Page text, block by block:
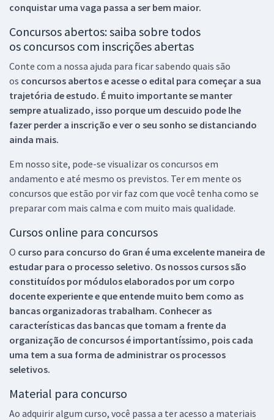
conquistar uma vaga passa a ser bem maior.
Concursos abertos: saiba sobre todos
os concursos com inscrições abertas
Conte com a nossa ajuda para ficar sabendo quais são
os concursos abertos e acesse o edital para começar a sua
trajetória de estudo. É muito importante se manter
sempre atualizado, isso porque um descuido pode lhe
fazer perder a inscrição e ver o seu sonho se distanciando
ainda mais.
Em nosso site, pode-se visualizar os concursos em
andamento e até mesmo os previstos. Ter em mente os
concursos que estão por vir faz com que você tenha como se
preparar com mais calma e com muito mais qualidade.
Cursos online para concursos
O curso para concurso do Gran é uma excelente maneira de
estudar para o processo seletivo. Os nossos cursos são
constituídos por módulos elaborados por um corpo
docente experiente e que entende muito bem como as
bancas organizadoras trabalham. Conhecer as
características das bancas que tomam a frente da
organização de concursos é importantíssimo, pois cada
uma tem a sua forma de administrar os processos
seletivos.
Material para concurso
Ao adquirir algum curso, você passa a ter acesso a materiais